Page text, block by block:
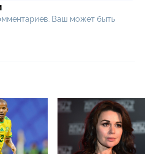
Ваш может быть